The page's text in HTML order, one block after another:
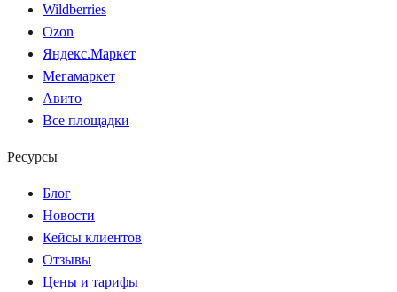
Wildberries
Ozon
Яндекс.Маркет
Мегамаркет
Авито
Все площадки
Ресурсы
Блог
Новости
Кейсы клиентов
Отзывы
Цены и тарифы